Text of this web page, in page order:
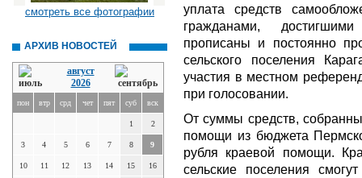
смотреть все фотографии
АРХИВ НОВОСТЕЙ
август
2026
пон втр срд чет пят суб вск
1 2
3 4 5 6 7 8 9
10 11 12 13 14 15 16
уплата средств
гражданами,
прописаны и постоянно
сельского поселения
участия в местном
при голосовании.
От суммы средств,
помощи из бюджета
рубля краевой помощи.
сельские поселения